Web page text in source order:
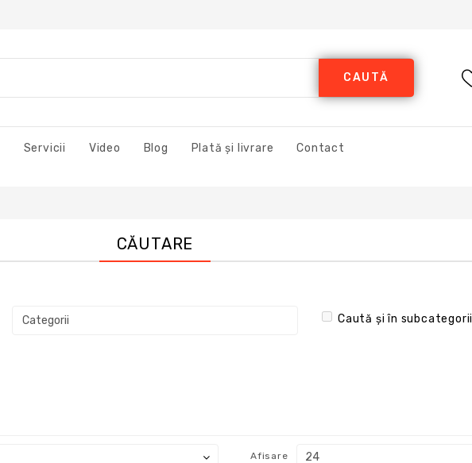
CAUTĂ
Servicii Video Blog Plată și livrare Contact
CĂUTARE
Caută și în subcategorii
Afisare